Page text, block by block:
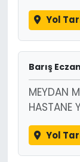
Yol
Barış
MEYDAN
HASTANE
Yol